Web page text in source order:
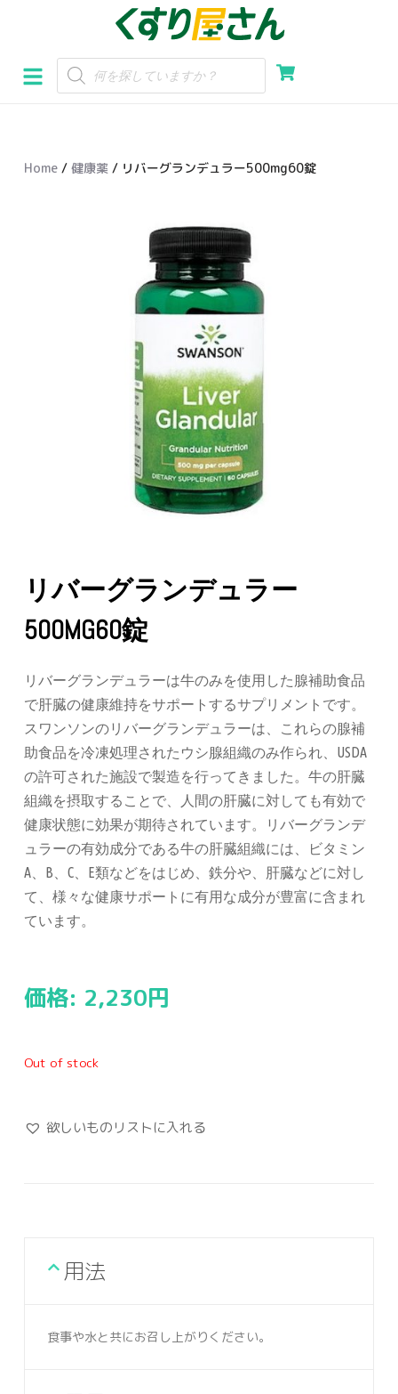
ン
テ
スHome / 健康薬 / リバーグランデュラー500mg60錠
リバーグランデュラー
500MG60錠
リバーグランデュラーは牛のみを使用した腺補助食品
で肝臓の健康維持をサポートするサプリメントです。
スワンソンのリバーグランデュラーは、これらの腺補
助食品を冷凍処理されたウシ腺組織のみ作られ、 USDA
の許可された施設で製造を行ってきました。牛の肝臓
組織を摂取することで、人間の肝臓に対しても有効で
健康状態に効果が期待されています。リバーグランデ
ュラーの有効成分である牛の肝臓組織には、ビタミン
A
B C E類などをはじめ、鉄分や、肝臓などに対し
て、様々な健康サポートに有用な成分が豊富に含まれ
ています。
価格: 2,230円
Out of stock
欲しいものリストに入れる
用法
食事や水と共にお召し上がりください。